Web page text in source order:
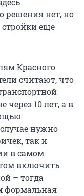
решения нет, но
еще
Красного
считают, что
через 10 лет, а в
нужно
так и
в самом
включить
– тогда
формальная